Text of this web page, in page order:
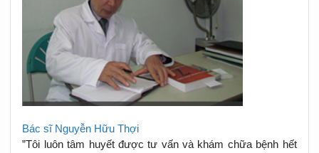
Bác sĩ Nguyễn Hữu Thợi
”Tôi luôn tâm huyết được tư vấn và khám chữa bệnh hết